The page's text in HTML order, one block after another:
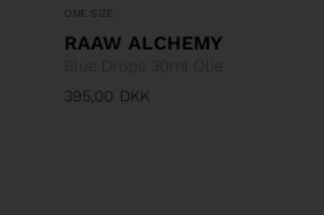
ONE SIZE
RAAW ALCHEMY
395,00 DKK